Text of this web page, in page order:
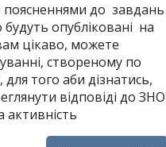
поясненнями до завдань
опубліковані на
цікаво, можете
створеному по
того аби дізнатись,
відповіді до ЗНО
активність